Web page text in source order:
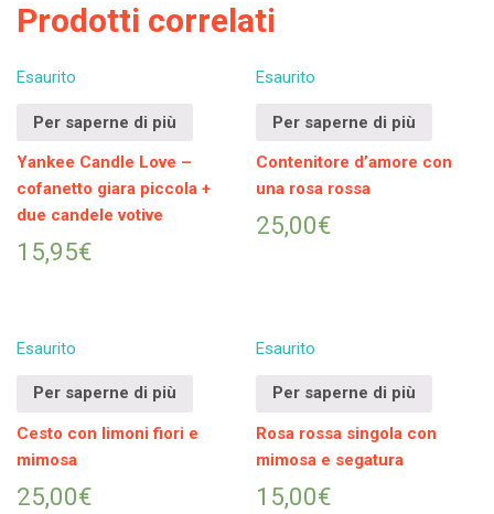
Prodotti correlati
Esaurito
Per saperne di più
Yankee Candle Love –
cofanetto giara piccola +
due candele votive
15,95€
Esaurito
Per saperne di più
Contenitore d’amore con
una rosa rossa
25,00€
Esaurito
Per saperne di più
Cesto con limoni fiori e
mimosa
25,00€
Esaurito
Per saperne di più
Rosa rossa singola con
mimosa e segatura
15,00€